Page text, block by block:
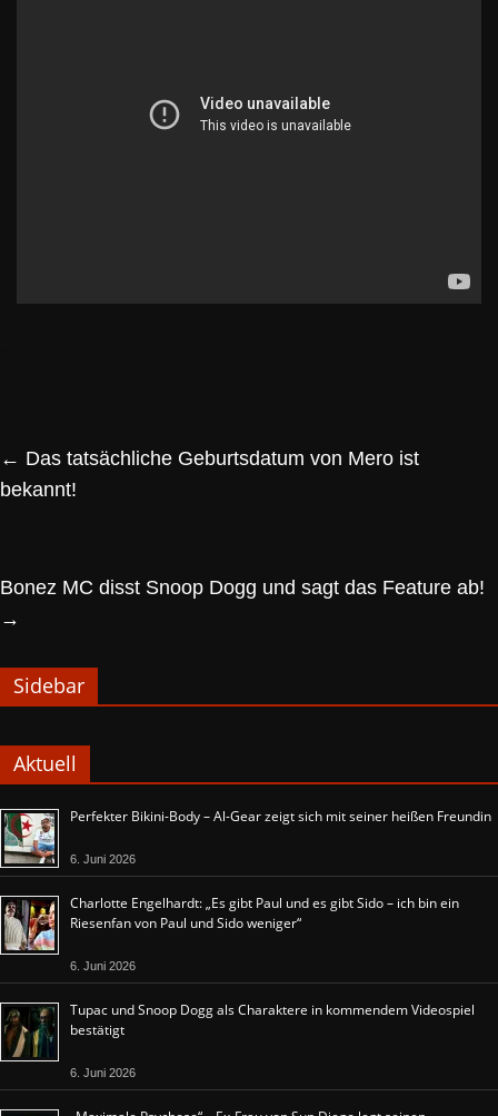
← Das tatsächliche Geburtsdatum von Mero ist
bekannt!
Bonez MC disst Snoop Dogg und sagt das Feature ab!
→
Sidebar
Aktuell
Perfekter Bikini-Body – Al-Gear zeigt sich mit seiner heißen Freundin
6. Juni 2026
Charlotte Engelhardt: „Es gibt Paul und es gibt Sido – ich bin ein
Riesenfan von Paul und Sido weniger“
6. Juni 2026
Tupac und Snoop Dogg als Charaktere in kommendem Videospiel
bestätigt
6. Juni 2026